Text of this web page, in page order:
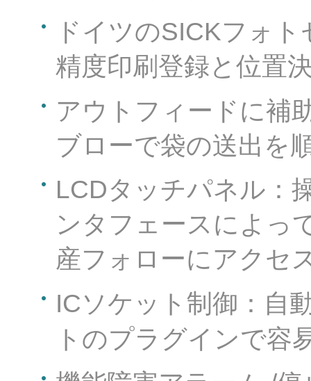
ドイツのSICKフォ
精度印刷登録と位置
アウトフィードに補
ブローで袋の送出を
LCDタッチパネル：
ンタフェースによっ
産フォローにアクセ
ICソケット制御：自
トのプラグインで容